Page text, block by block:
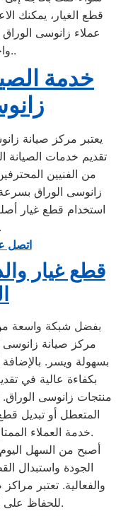
قطع الغيار، يمكنك
عملاء زانوسى الوراق
واحترافية قصوى..
خدمة
يعتبر مركز صيانة
تقديم خدمات الصيانة
من الفنيين
زانوسى الوراق
استخدام قطع غيار
عمر الجهاز.
اتصل
قطع غيار
بفضل شبكة واسعة من
مركز صيانة زانوسى
بسهولة ويسر. بالإضافة
بكفاءة عالية في
منتجات زانوسى
المتعطل أو تبديل
خدمة العملاء الممتازة لمركز صيانة زانوسى الوراق.
أصبح من السهل
الجودة واستبدال
والفعالية. تعتبر
للحفاظ على أداء جهازك بأفضل حالاته.